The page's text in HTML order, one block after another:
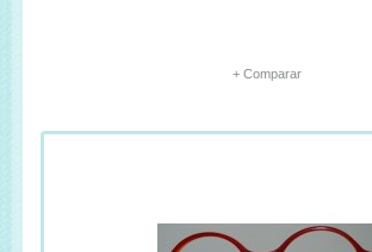
+ Comparar